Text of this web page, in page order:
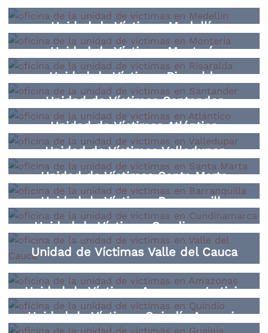
Unidad de Víctimas Medellín
Unidad de Víctimas Montería
Unidad de Víctimas Risaralda
Unidad de Víctimas Santander
Unidad de Víctimas Atlántico
Unidad de Víctimas Valledupar
Unidad de Víctimas Santa Marta
Unidad de Víctimas Barranquilla
Unidad de Víctimas Cundinamarca
Unidad de Víctimas Valle del Cauca
Unidad de Víctimas Amazonas Leticia
Unidad de Víctimas Quindío Armenia